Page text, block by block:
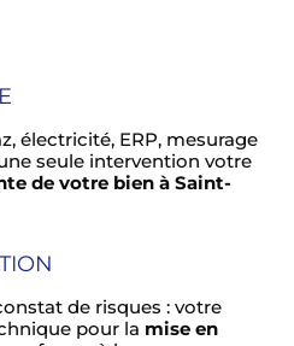
électricité, ERP, mesurage
seule intervention votre
de votre bien à Saint-
de risques : votre
pour la mise en